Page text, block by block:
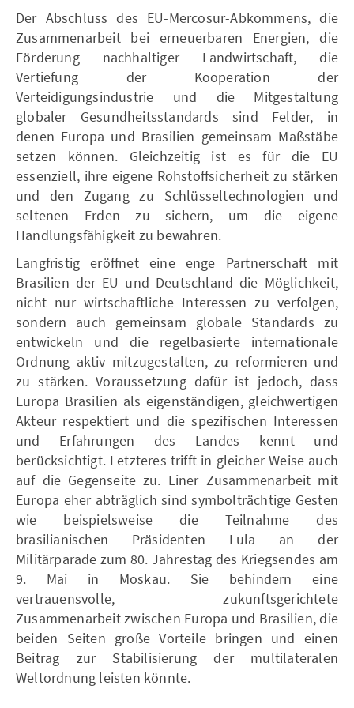
Der Abschluss des EU-Mercosur-Abkommens, die
Zusammenarbeit bei erneuerbaren Energien, die
Förderung nachhaltiger Landwirtschaft, die
Vertiefung der Kooperation der
Verteidigungsindustrie und die Mitgestaltung
globaler Gesundheitsstandards sind Felder, in
denen Europa und Brasilien gemeinsam Maßstäbe
setzen können. Gleichzeitig ist es für die EU
essenziell, ihre eigene Rohstoffsicherheit zu stärken
und den Zugang zu Schlüsseltechnologien und
seltenen Erden zu sichern, um die eigene
Handlungsfähigkeit zu bewahren.
Langfristig eröffnet eine enge Partnerschaft mit
Brasilien der EU und Deutschland die Möglichkeit,
nicht nur wirtschaftliche Interessen zu verfolgen,
sondern auch gemeinsam globale Standards zu
entwickeln und die regelbasierte internationale
Ordnung aktiv mitzugestalten, zu reformieren und
zu stärken. Voraussetzung dafür ist jedoch, dass
Europa Brasilien als eigenständigen, gleichwertigen
Akteur respektiert und die spezifischen Interessen
und Erfahrungen des Landes kennt und
berücksichtigt. Letzteres trifft in gleicher Weise auch
auf die Gegenseite zu. Einer Zusammenarbeit mit
Europa eher abträglich sind symbolträchtige Gesten
wie beispielsweise die Teilnahme des
brasilianischen Präsidenten Lula an der
Militärparade zum 80. Jahrestag des Kriegsendes am
9. Mai in Moskau. Sie behindern eine
vertrauensvolle, zukunftsgerichtete
Zusammenarbeit zwischen Europa und Brasilien, die
beiden Seiten große Vorteile bringen und einen
Beitrag zur Stabilisierung der multilateralen
Weltordnung leisten könnte.